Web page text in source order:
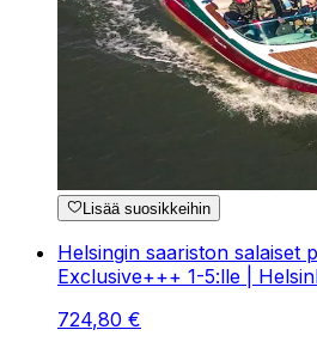
Lisää suosikkeihin
Helsingin saariston salaiset
Exclusive+++ 1-5:lle |
724,80 €